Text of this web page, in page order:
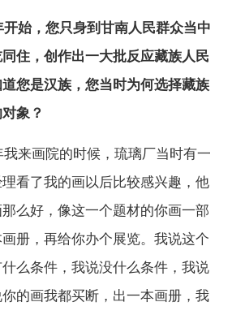
开始，您只身到甘南人民群众当中
住，创作出一大批反应藏族人民
您是汉族，您当时为何选择藏族
象？
我来画院的时候，琉璃厂当时有一
看了我的画以后比较感兴趣，他
么好，像这一个题材的你画一部
册，再给你办个展览。我说这个
么条件，我说没什么条件，我说
的画我都买断，出一本画册，我